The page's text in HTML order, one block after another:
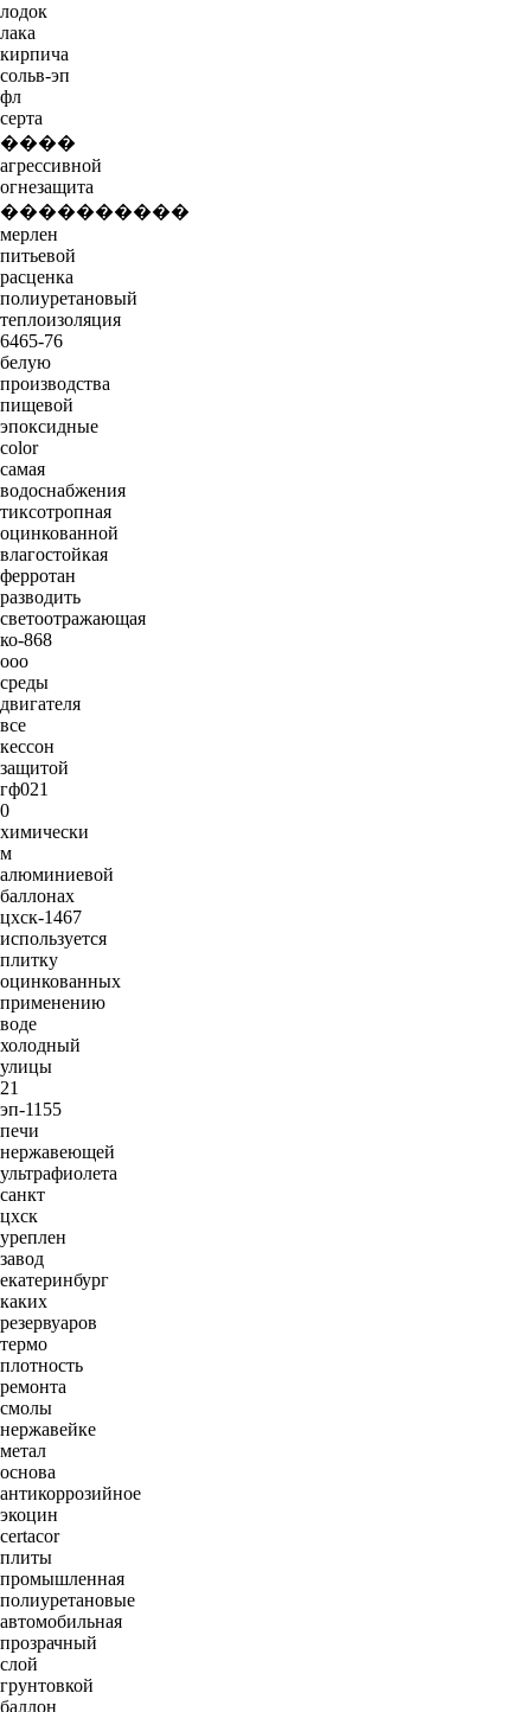
лодок
лака
кирпича
сольв-эп
фл
серта
����
агрессивной
огнезащита
����������
мерлен
питьевой
расценка
полиуретановый
теплоизоляция
6465-76
белую
производства
пищевой
эпоксидные
color
самая
водоснабжения
тиксотропная
оцинкованной
влагостойкая
ферротан
разводить
светоотражающая
ко-868
ооо
среды
двигателя
все
кессон
защитой
гф021
0
химически
м
алюминиевой
баллонах
цхск-1467
используется
плитку
оцинкованных
применению
воде
холодный
улицы
21
эп-1155
печи
нержавеющей
ультрафиолета
санкт
цхск
уреплен
завод
екатеринбург
каких
резервуаров
термо
плотность
ремонта
смолы
нержавейке
метал
основа
антикоррозийное
экоцин
certacor
плиты
промышленная
полиуретановые
автомобильная
прозрачный
слой
грунтовкой
баллон